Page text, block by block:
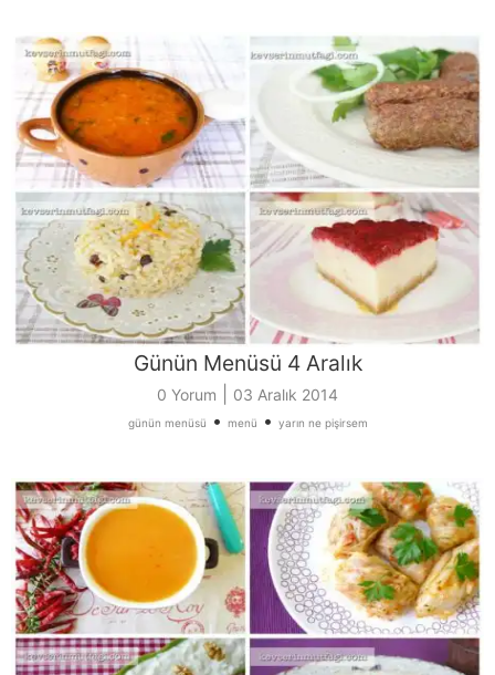
Günün Menüsü 4 Aralık
0 Yorum 03 Aralık 2014
günün menüsü • menü • yarın ne pişirsem